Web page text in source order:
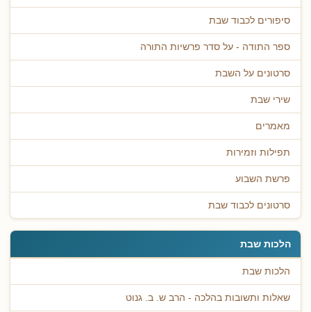
סיפורים לכבוד שבת
ספר התודה - על סדר פרשיות התורה
סרטונים על השבת
שירי שבת
מאמרים
תפילות וזמירות
פרשת השבוע
סרטונים לכבוד שבת
הלכות שבת
הלכות שבת
שאלות ותשובות בהלכה - הרב ש. ב. גנוט